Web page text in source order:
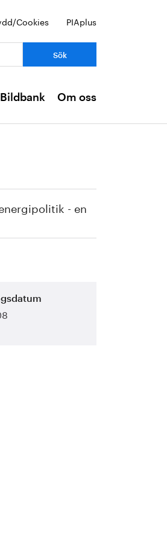
Cookies PIAplus
Bildbank Om oss
- en